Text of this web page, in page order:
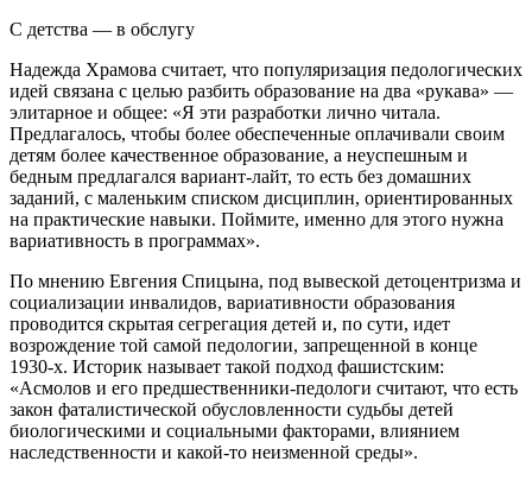
С детства — в обслугу
Надежда Храмова считает, что популяризация педологических
идей связана с целью разбить образование на два «рукава» —
элитарное и общее: «Я эти разработки лично читала.
Предлагалось, чтобы более обеспеченные оплачивали своим
детям более качественное образование, а неуспешным и
бедным предлагался вариант-лайт, то есть без домашних
заданий, с маленьким списком дисциплин, ориентированных
на практические навыки. Поймите, именно для этого нужна
вариативность в программах».
По мнению Евгения Спицына, под вывеской детоцентризма и
социализации инвалидов, вариативности образования
проводится скрытая сегрегация детей и, по сути, идет
возрождение той самой педологии, запрещенной в конце
1930-х. Историк называет такой подход фашистским:
«Асмолов и его предшественники-педологи считают, что есть
закон фаталистической обусловленности судьбы детей
биологическими и социальными факторами, влиянием
наследственности и какой-то неизменной среды».